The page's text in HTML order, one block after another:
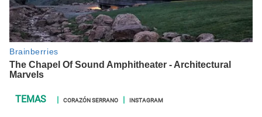
CORAZÓN SERRANO INSTAGRAM